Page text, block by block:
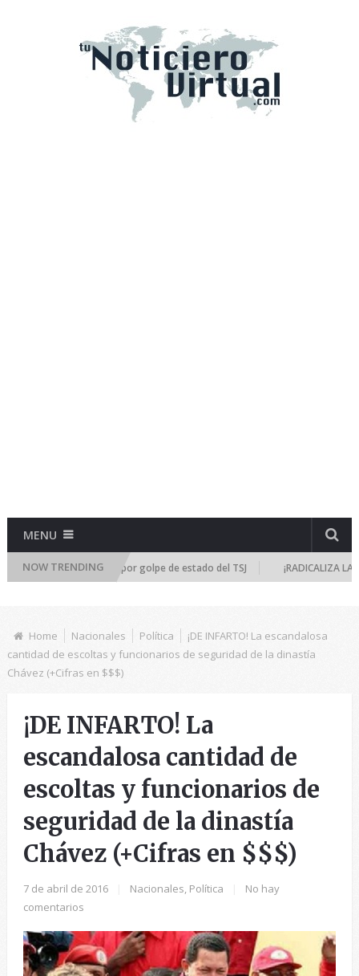
MENU
NOW TRENDING
de emergencia por golpe de estado del TSJ ¡RADICALIZA LA
Home Nacionales Política
¡DE INFARTO! La escandalosa
cantidad de escoltas y funcionarios de seguridad de la dinastía
Chávez (+Cifras en $$$)
¡DE INFARTO! La
escandalosa cantidad de
escoltas y funcionarios de
seguridad de la dinastía
Chávez (+Cifras en $$$)
7 de abril de 2016 Nacionales, Política
No hay
comentarios